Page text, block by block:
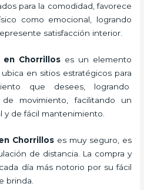
para la comodidad, favorece
como emocional, logrando
satisfacción interior.
Chorrillos es un elemento
en sitios estratégicos para
que desees, logrando
movimiento, facilitando un
de fácil mantenimiento.
Chorrillos es muy seguro, es
de distancia. La compra y
día más notorio por su fácil
brinda.